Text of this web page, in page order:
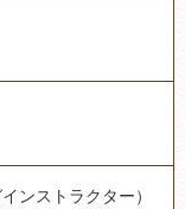
ンストラクター）